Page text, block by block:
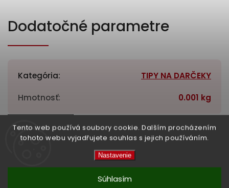
Tento web používá soubory cookie. Dalším procházením
tohoto webu vyjadřujete souhlas s jejich používáním.
Nastavenie
Súhlasím
Dodatočné parametre
Kategória: TIPY NA DARČEKY
Hmotnosť: 0.001 kg
Související produkty: